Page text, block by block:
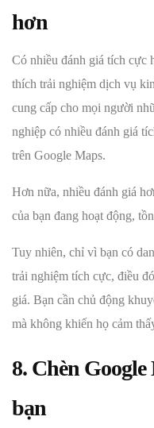
hơn
Có nhiều đánh giá tích cực
thích trải nghiệm dịch vụ
cung cấp cho mọi người
nghiệp có nhiều đánh giá
trên Google Maps.
Hơn nữa, nhiều đánh giá
của bạn đang hoạt động,
Tuy nhiên, chỉ vì bạn có
trải nghiệm tích cực, điều
giá. Bạn cần chủ động
mà không khiến họ cảm
8. Chèn
bạn